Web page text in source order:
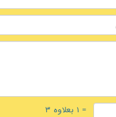
= ۱ بعلاوه ۳